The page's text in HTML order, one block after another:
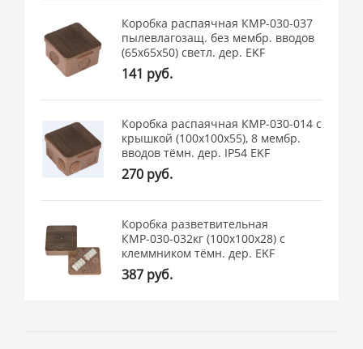
Коробка распаячная КМР-030-037
пылевлагозащ. без мембр. вводов
(65х65х50) светл. дер. EKF
141 руб.
Коробка распаячная КМР-030-014 с
крышкой (100х100х55), 8 мембр.
вводов тёмн. дер. IP54 EKF
270 руб.
Коробка разветвительная
КМР-030-032кг (100х100х28) с
клеммником тёмн. дер. EKF
387 руб.